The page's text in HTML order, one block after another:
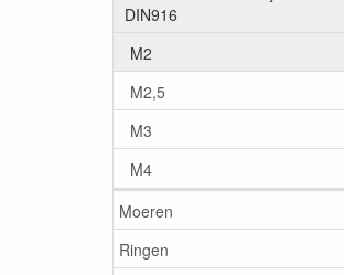
DIN916
M2
M2,5
M3
M4
Moeren
Ringen